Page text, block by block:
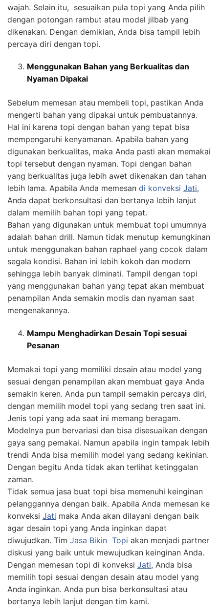
wajah. Selain itu, sesuaikan pula topi yang Anda pilih
dengan potongan rambut atau model jilbab yang
dikenakan. Dengan demikian, Anda bisa tampil lebih
percaya diri dengan topi.
Menggunakan Bahan yang Berkualitas dan
Nyaman Dipakai
Sebelum memesan atau membeli topi, pastikan Anda
mengerti bahan yang dipakai untuk pembuatannya.
Hal ini karena topi dengan bahan yang tepat bisa
mempengaruhi kenyamanan. Apabila bahan yang
digunakan berkualitas, maka Anda pasti akan memakai
topi tersebut dengan nyaman. Topi dengan bahan
yang berkualitas juga lebih awet dikenakan dan tahan
lebih lama. Apabila Anda memesan di konveksi Jati,
Anda dapat berkonsultasi dan bertanya lebih lanjut
dalam memilih bahan topi yang tepat.
Bahan yang digunakan untuk membuat topi umumnya
adalah bahan drill. Namun tidak menutup kemungkinan
untuk menggunakan bahan raphael yang cocok dalam
segala kondisi. Bahan ini lebih kokoh dan modern
sehingga lebih banyak diminati. Tampil dengan topi
yang menggunakan bahan yang tepat akan membuat
penampilan Anda semakin modis dan nyaman saat
mengenakannya.
Mampu Menghadirkan Desain Topi sesuai
Pesanan
Memakai topi yang memiliki desain atau model yang
sesuai dengan penampilan akan membuat gaya Anda
semakin keren. Anda pun tampil semakin percaya diri,
dengan memilih model topi yang sedang tren saat ini.
Jenis topi yang ada saat ini memang beragam.
Modelnya pun bervariasi dan bisa disesuaikan dengan
gaya sang pemakai. Namun apabila ingin tampak lebih
trendi Anda bisa memilih model yang sedang kekinian.
Dengan begitu Anda tidak akan terlihat ketinggalan
zaman.
Tidak semua jasa buat topi bisa memenuhi keinginan
pelanggannya dengan baik. Apabila Anda memesan ke
konveksi Jati maka Anda akan dilayani dengan baik
agar desain topi yang Anda inginkan dapat
diwujudkan. Tim Jasa Bikin Topi akan menjadi partner
diskusi yang baik untuk mewujudkan keinginan Anda.
Dengan memesan topi di konveksi Jati, Anda bisa
memilih topi sesuai dengan desain atau model yang
Anda inginkan. Anda pun bisa berkonsultasi atau
bertanya lebih lanjut dengan tim kami.